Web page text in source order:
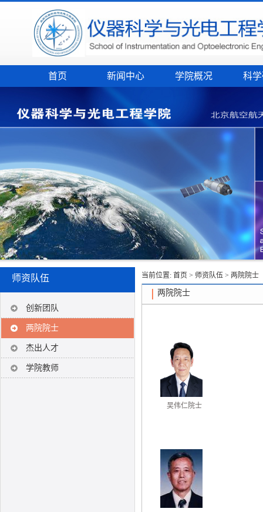
首页 新闻中心 学院概况 科
师资队伍
创新团队
两院院士
杰出人才
学院教师
当前位置: 首页 > 师资队伍 > 两院院士
两院院士
吴伟仁院士